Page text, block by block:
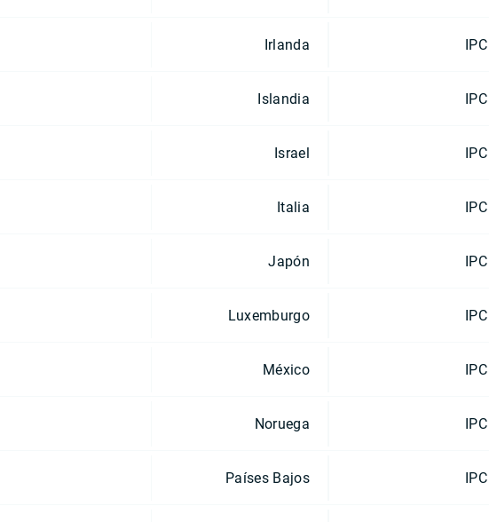
Irlanda IPC
Islandia IPC
Israel IPC
Italia IPC
Japón IPC
Luxemburgo IPC
México IPC
Noruega IPC
Países Bajos IPC